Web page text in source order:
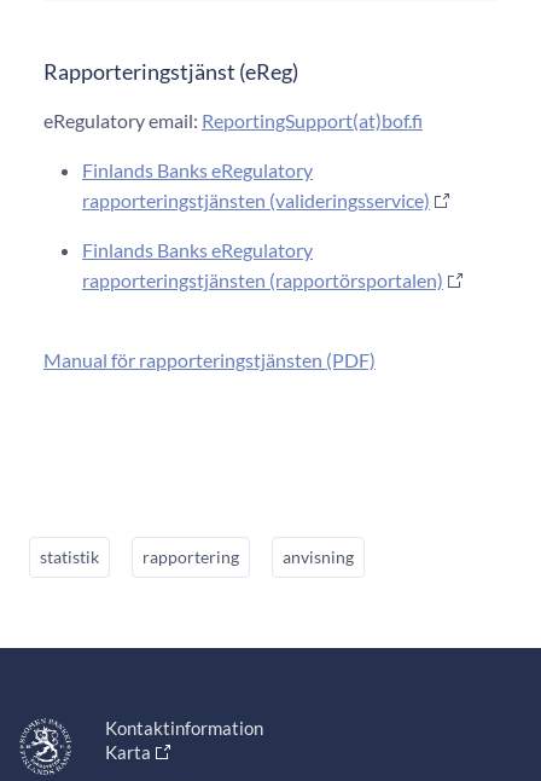
Rapporteringstjänst (eReg)
eRegulatory email: ReportingSupport(at)bof.fi
Finlands Banks eRegulatory
rapporteringstjänsten (valideringsservice)
Finlands Banks eRegulatory
rapporteringstjänsten (rapportörsportalen)
Manual för rapporteringstjänsten (PDF)
statistik rapportering anvisning
Kontaktinformation
Karta